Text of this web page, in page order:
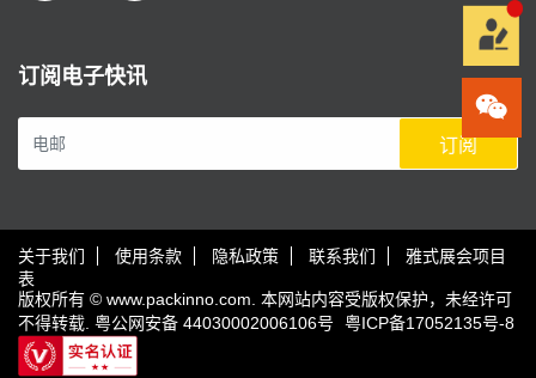
订阅电子快讯
订阅
关于我们 使用条款 隐私政策 联系我们
雅式展会项目
表
版权所有 © www.packinno.com. 本网站内容受版权保护，未经许可
不得转载. 粤公网安备 44030002006106号 粤ICP备17052135号-8